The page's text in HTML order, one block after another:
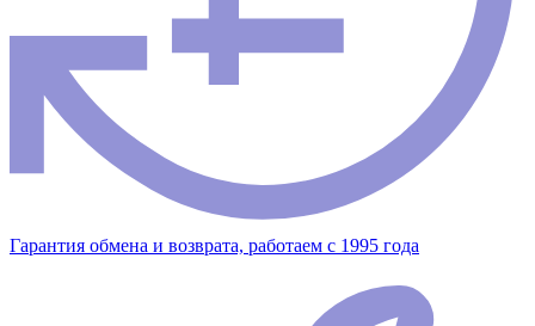
Гарантия обмена и возврата, работаем с 1995 года